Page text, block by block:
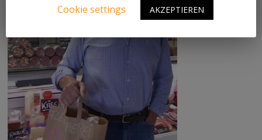
Cookie settings
AKZEPTIEREN